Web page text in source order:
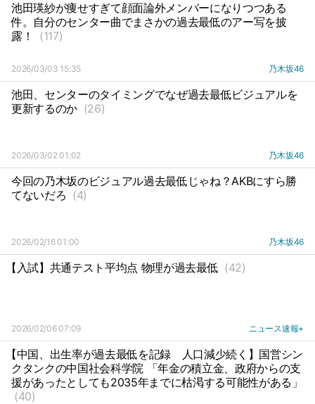
池田瑛紗が痩せすぎて顔面論外メンバーになりつつある
件。自分のセンター曲でまさかの過去最低のアー写を披
露！
(117)
2026/03/03 15:35 乃木坂46
池田、センターのタイミングでなぜ過去最低ビジュアルを
更新するのか (26)
2026/03/02 01:02 乃木坂46
今回の乃木坂のビジュアル過去最低じゃね？AKBにすら勝
てないだろ (4)
2026/02/16 01:00 乃木坂46
【入試】共通テスト平均点 物理が過去最低 (42)
2026/02/06 07:09 ニュース速報+
【中国、出生率が過去最低を記録
人口減少続く】国営シン
クタンクの中国社会科学院 「年金の積立金、政府からの支
援があったとしても2035年までに枯渇する可能性がある」
(40)